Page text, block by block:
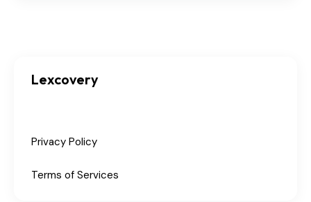
Lexcovery
Privacy Policy
Terms of Services